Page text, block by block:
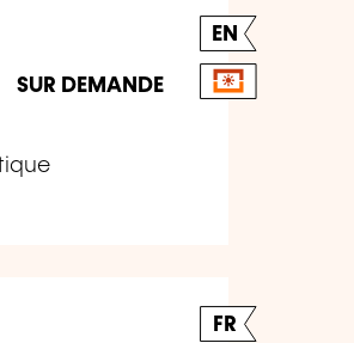
EN
SUR DEMANDE
FR